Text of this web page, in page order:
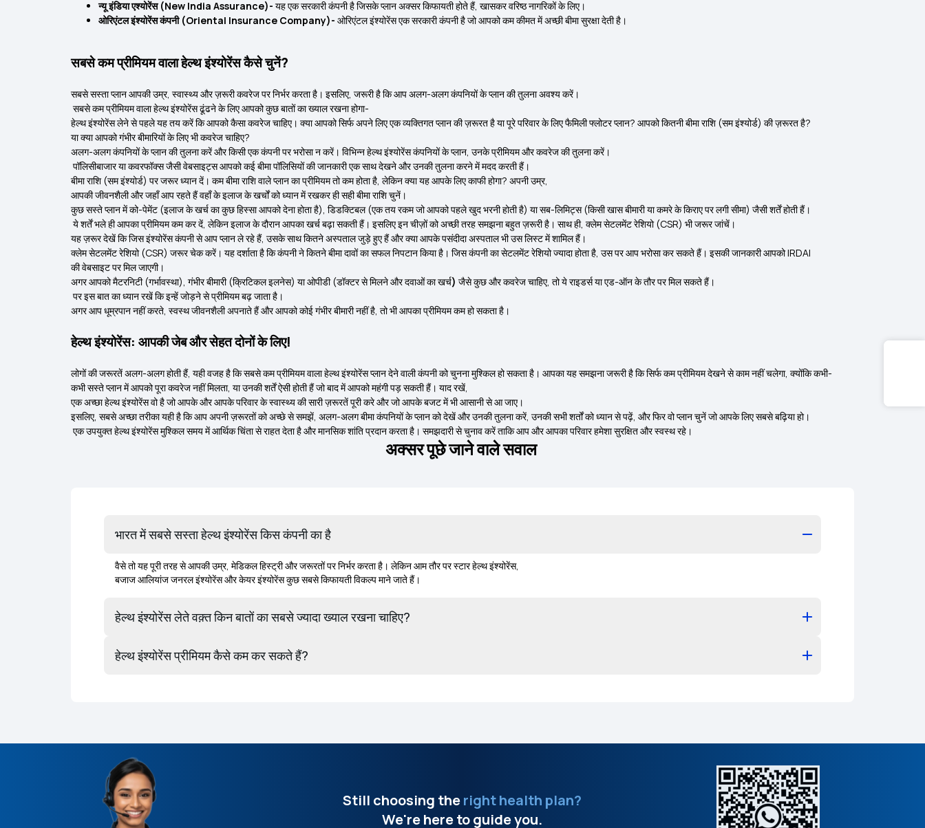
न्यू इंडिया एश्योरेंस (New India Assurance)- यह एक सरकारी कंपनी है जिसके प्लान अक्सर किफायती होते हैं, खासकर वरिष्ठ नागरिकों के लिए।
ओरिएंटल इंश्योरेंस कंपनी (Oriental Insurance Company)- ओरिएंटल इंश्योरेंसएक सरकारी कंपनी है जो आपको कम कीमत में अच्छी बीमा सुरक्षा देती है।
सबसे कम प्रीमियम वाला हेल्थ इंश्योरेंस कैसे चुनें?
सबसे सस्ता प्लान आपकी उम्र, स्वास्थ्य और ज़रूरी कवरेज पर निर्भर करता है। इसलिए, जरूरी है कि आप अलग-अलग कंपनियों के प्लान की तुलना अवश्य करें।
सबसे कम प्रीमियम वाला हेल्थ इंश्योरेंस ढूंढने के लिए आपको कुछ बातों का ख्याल रखना होगा-
हेल्थ इंश्योरेंस लेने से पहले यह तय करें कि आपको कैसा कवरेज चाहिए। क्या आपको सिर्फ अपने लिए एक व्यक्तिगत प्लान की ज़रूरत है या पूरे परिवार के लिए फैमिली फ्लोटर प्लान? आपको कितनी बीमा राशि (सम इंश्योर्ड) की ज़रूरत है?
या क्या आपको गंभीर बीमारियों के लिए भी कवरेज चाहिए?
अलग-अलग कंपनियों के प्लान की तुलना करेंऔर किसी एक कंपनी पर भरोसा न करें। विभिन्न हेल्थ इंश्योरेंस कंपनियों के प्लान, उनके प्रीमियम और कवरेज की तुलना करें।
पॉलिसीबाजार या कवरफॉक्स जैसी वेबसाइट्स आपको कई बीमा पॉलिसियों की जानकारी एक साथ देखने और उनकी तुलना करने में मदद करती हैं।
बीमा राशि (सम इंश्योर्ड) पर जरूर ध्यान दें। कम बीमा राशि वाले प्लान का प्रीमियम तो कम होता है, लेकिन क्या यह आपके लिए काफी होगा? अपनी उम्र,
आपकी जीवनशैली और जहाँ आप रहते हैं वहाँ के इलाज के खर्चों को ध्यान में रखकर ही सही बीमा राशि चुनें।
कुछ सस्ते प्लान में को-पेमेंट (इलाज के खर्च का कुछ हिस्सा आपको देना होता है), डिडक्टिबल (एक तय रकम जो आपको पहले खुद भरनी होती है) या सब-लिमिट्स (किसी खास बीमारी या कमरे के किराए पर लगी सीमा) जैसी शर्तें होती हैं।
ये शर्तें भले ही आपका प्रीमियम कम कर दें, लेकिन इलाज के दौरान आपका खर्च बढ़ा सकती हैं। इसलिए इन चीज़ों को अच्छी तरह समझना बहुत ज़रूरी है। साथ ही, क्लेम सेटलमेंट रेशियो (CSR) भी जरूर जांचें।
यह ज़रूर देखें कि जिस इंश्योरेंस कंपनी से आप प्लान ले रहे हैं, उसके साथ कितने अस्पताल जुड़े हुए हैं और क्या आपके पसंदीदा अस्पताल भी उस लिस्ट में शामिल हैं।
क्लेम सेटलमेंट रेशियो (CSR) जरूर चेक करें। यह दर्शाता है कि कंपनी ने कितने बीमा दावों का सफल निपटान किया है। जिस कंपनी का सेटलमेंट रेशियो ज्यादा होता है, उस पर आप भरोसा कर सकते हैं। इसकी जानकारी आपको IRDAI
की वेबसाइट पर मिल जाएगी।
अगर आपको मैटरनिटी (गर्भावस्था), गंभीर बीमारी (क्रिटिकल इलनेस) या ओपीडी (डॉक्टर से मिलने और दवाओं का खर्च) जैसे कुछ और कवरेज चाहिए, तो ये राइडर्स या एड-ऑन के तौर पर मिल सकते हैं।
पर इस बात का ध्यान रखें कि इन्हें जोड़ने से प्रीमियम बढ़ जाता है।
अगर आप धूम्रपान नहीं करते, स्वस्थ जीवनशैली अपनाते हैं और आपको कोई गंभीर बीमारी नहीं है, तो भी आपका प्रीमियम कम हो सकता है।
हेल्थ इंश्योरेंस: आपकी जेब और सेहत दोनों के लिए!
लोगों की जरूरतें अलग-अलग होती हैं, यही वजह है कि सबसे कम प्रीमियम वाला हेल्थ इंश्योरेंस प्लान देने वाली कंपनी को चुनना मुश्किल हो सकता है। आपका यह समझना जरूरी है कि सिर्फ कम प्रीमियम देखने से काम नहीं चलेगा, क्योंकि कभी-
कभी सस्ते प्लान में आपको पूरा कवरेज नहीं मिलता, या उनकी शर्तें ऐसी होती हैं जो बाद में आपको महंगी पड़ सकती हैं। याद रखें,
एक अच्छा हेल्थ इंश्योरेंस वो है जो आपके और आपके परिवार के स्वास्थ्य की सारी ज़रूरतें पूरी करे और जो आपके बजट में भी आसानी से आ जाए।
इसलिए, सबसे अच्छा तरीका यही है कि आप अपनी ज़रूरतों को अच्छे से समझें, अलग-अलग बीमा कंपनियों के प्लान को देखें और उनकी तुलना करें, उनकी सभी शर्तों को ध्यान से पढ़ें, और फिर वो प्लान चुनें जो आपके लिए सबसे बढ़िया हो।
एक उपयुक्त हेल्थ इंश्योरेंस मुश्किल समय में आर्थिक चिंता से राहत देता है और मानसिक शांति प्रदान करता है। समझदारी से चुनाव करें ताकि आप और आपका परिवार हमेशा सुरक्षित और स्वस्थ रहे।
अक्सर पूछे जाने वाले सवाल
भारत में सबसे सस्ता हेल्थ इंश्योरेंस किस कंपनी का है
वैसे तो यह पूरी तरह से आपकी उम्र, मेडिकल हिस्ट्री और जरूरतों पर निर्भर करता है। लेकिन आम तौर पर स्टार हेल्थ इंश्योरेंस,
बजाज आलियांज जनरल इंश्योरेंसऔर केयर इंश्योरेंस कुछ सबसे किफायती विकल्प माने जाते हैं।
हेल्थ इंश्योरेंस लेते वक़्त किन बातों का सबसे ज्यादा ख्याल रखना चाहिए?
हेल्थ इंश्योरेंस प्रीमियम कैसे कम कर सकते हैं?
Still choosing theright health plan?
We're here to guide you.